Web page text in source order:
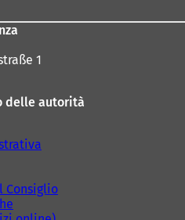
1
delle autorità
Consiglio